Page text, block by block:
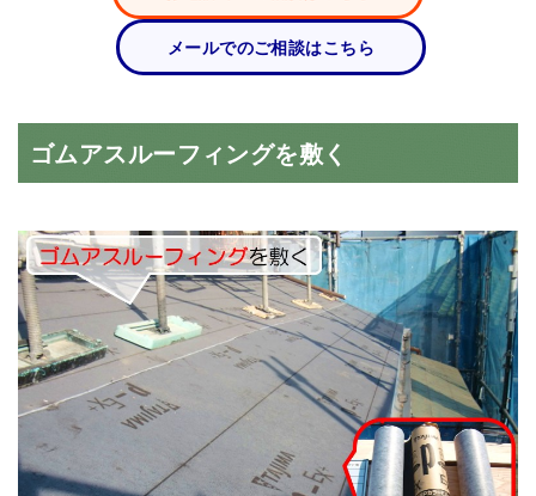
メールでのご相談はこちら
ゴムアスルーフィングを敷く